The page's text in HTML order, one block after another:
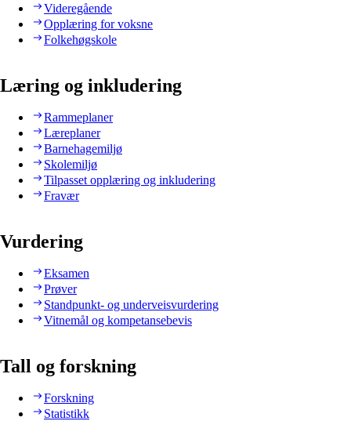
Videregående
Opplæring for voksne
Folkehøgskole
Læring og inkludering
Rammeplaner
Læreplaner
Barnehagemiljø
Skolemiljø
Tilpasset opplæring og inkludering
Fravær
Vurdering
Eksamen
Prøver
Standpunkt- og underveisvurdering
Vitnemål og kompetansebevis
Tall og forskning
Forskning
Statistikk